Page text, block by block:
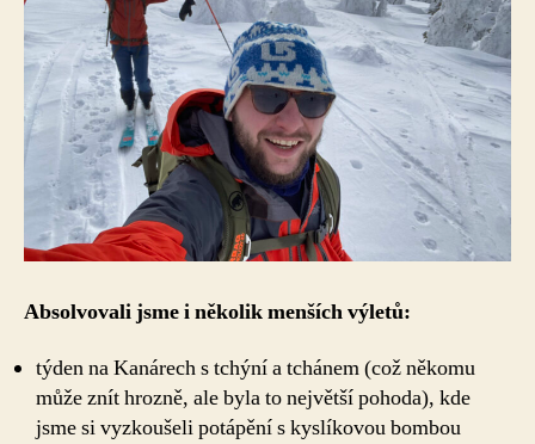
Absolvovali jsme i několik menších výletů:
týden na Kanárech s tchýní a tchánem (což někomu
může znít hrozně, ale byla to největší pohoda), kde
jsme si vyzkoušeli potápění s kyslíkovou bombou